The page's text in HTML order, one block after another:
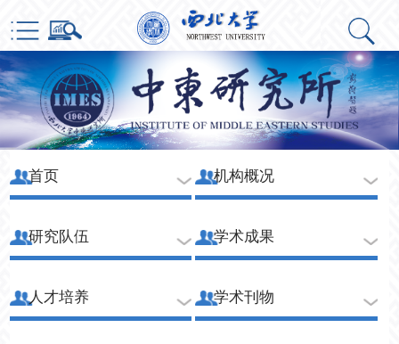
首页 机构概况
研究队伍 学术成果
人才培养 学术刊物